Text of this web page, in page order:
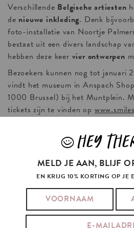
Verschillende Belgische artiesten
de nieuwe inkleding. Denk
foto-installatie van Noortje
bestaat uit een divers landschap
hebben deze keer vier ontwerpen
Bezoekers kunnen nog tot januari
vindt het museum in Anspach
1000 Brussel) bij het Muntplein.
tickets zijn te vinden op
have fun!
JHEY
MELD JE AAN, BLIJF
EN KRIJG 10% KORTING OP JE